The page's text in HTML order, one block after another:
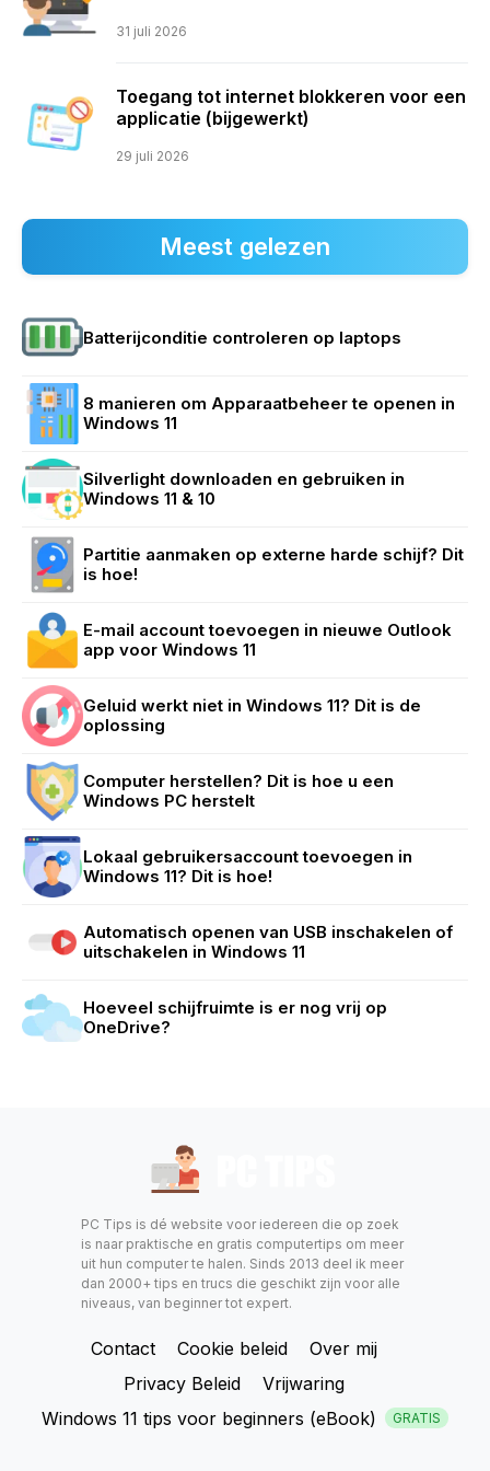
31 juli 2026
Toegang tot internet blokkeren voor een
applicatie (bijgewerkt)
29 juli 2026
Meest gelezen
Batterijconditie controleren op laptops
8 manieren om Apparaatbeheer te openen in
Windows 11
Silverlight downloaden en gebruiken in
Windows 11 & 10
Partitie aanmaken op externe harde schijf? Dit
is hoe!
E-mail account toevoegen in nieuwe Outlook
app voor Windows 11
Geluid werkt niet in Windows 11? Dit is de
oplossing
Computer herstellen? Dit is hoe u een
Windows PC herstelt
Lokaal gebruikersaccount toevoegen in
Windows 11? Dit is hoe!
Automatisch openen van USB inschakelen of
uitschakelen in Windows 11
Hoeveel schijfruimte is er nog vrij op
OneDrive?
PC Tips is dé website voor iedereen die op zoek
is naar praktische en gratis computertips om meer
uit hun computer te halen. Sinds 2013 deel ik meer
dan 2000+ tips en trucs die geschikt zijn voor alle
niveaus, van beginner tot expert.
Contact Cookie beleid
Over mij
Privacy Beleid
Vrijwaring
Windows 11 tips voor beginners (eBook)
GRATIS